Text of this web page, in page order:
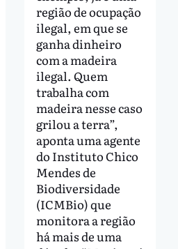
região de ocupação
ilegal, em que se
ganha dinheiro
com a madeira
ilegal. Quem
trabalha com
madeira nesse caso
grilou a terra”,
aponta uma agente
do Instituto Chico
Mendes de
Biodiversidade
(ICMBio) que
monitora a região
há mais de uma